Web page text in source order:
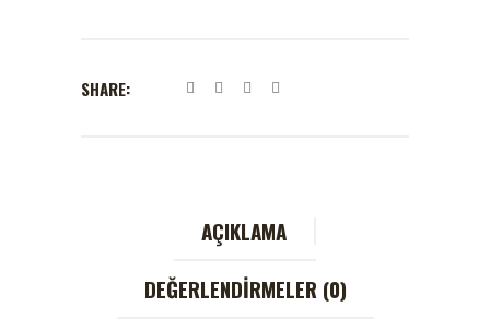
SHARE:
AÇIKLAMA
DEĞERLENDIRMELER (0)